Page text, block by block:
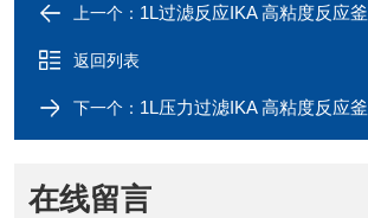
上一个： 1L过滤反应IKA 高粘度反应釜
返回列表
下一个： 1L压力过滤IKA 高粘度反应釜
在线留言